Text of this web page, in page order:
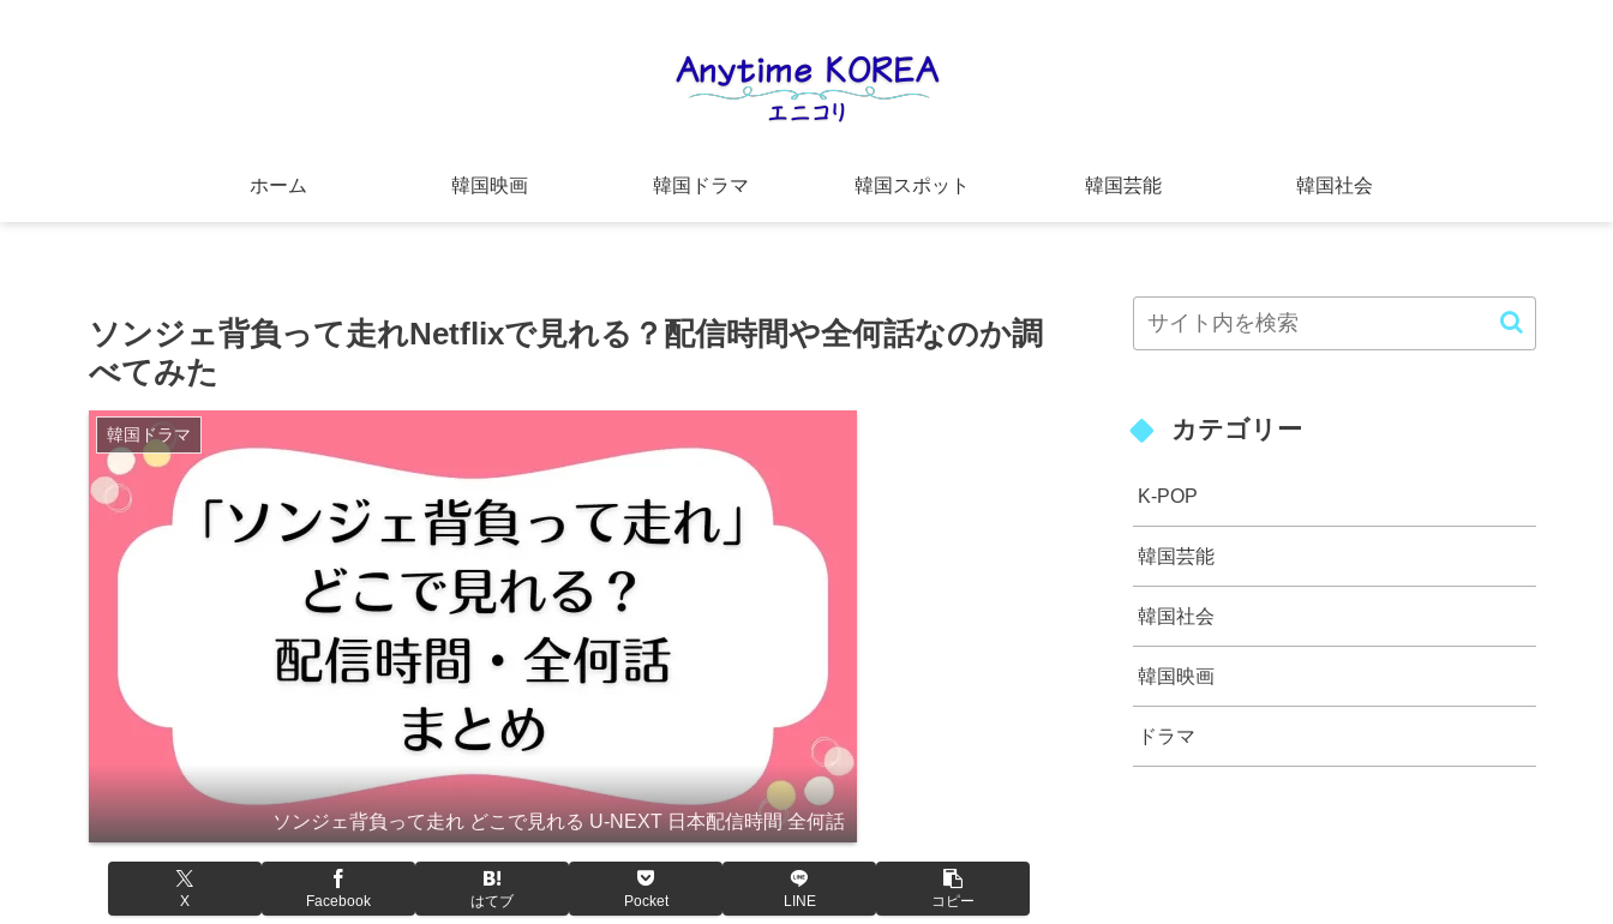
ホーム 韓国映画 韓国ドラマ 韓国スポット 韓国芸能 韓国社会
ソンジェ背負って走れNetflixで見れる？配信時間や全何話なのか調
べてみた
韓国ドラマ
ソンジェ背負って走れ どこで見れる U-NEXT 日本配信時間 全何話
X Facebook はてブ Pocket LINE コピー
カテゴリー
K-POP
韓国芸能
韓国社会
韓国映画
ドラマ